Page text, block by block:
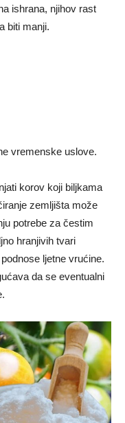
ishrana, njihov rast
biti manji.
vremenske uslove.
korov koji biljkama
zemljišta može
potrebe za čestim
hranjivih tvari
ljetne vrućine.
da se eventualni